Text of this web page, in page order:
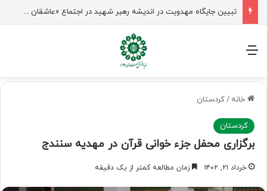
تبیین جایگاه مهدویت در اندیشه رهبر شهید در اجتماع «عاشقان ولایت» ساری
منو
خانه /کردستان
کردستان
برگزاری محفل جزء خوانی قرآن در مهدیه سنندج
خرداد ۲۱, ۱۴۰۲ زمان مطالعه کمتر از یک دقیقه